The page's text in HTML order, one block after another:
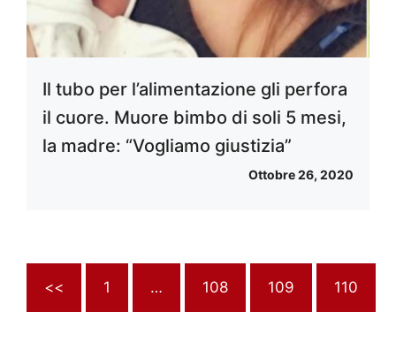
Il tubo per l’alimentazione gli perfora
il cuore. Muore bimbo di soli 5 mesi,
la madre: “Vogliamo giustizia”
Ottobre 26, 2020
<< 1 … 108 109 110